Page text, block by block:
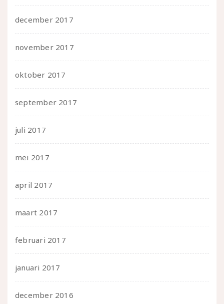
december 2017
november 2017
oktober 2017
september 2017
juli 2017
mei 2017
april 2017
maart 2017
februari 2017
januari 2017
december 2016